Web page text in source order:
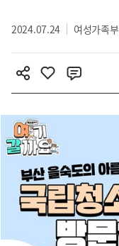
2024.07.24 여성가족부